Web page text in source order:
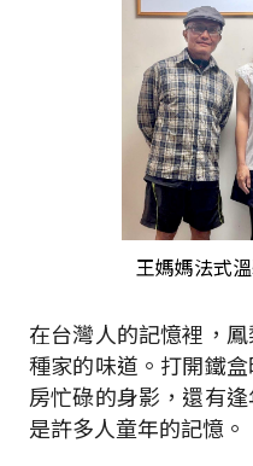
王媽媽法式
在台灣人的記憶裡，
種家的味道。打開鐵
房忙碌的身影，還有
是許多人童年的記憶。